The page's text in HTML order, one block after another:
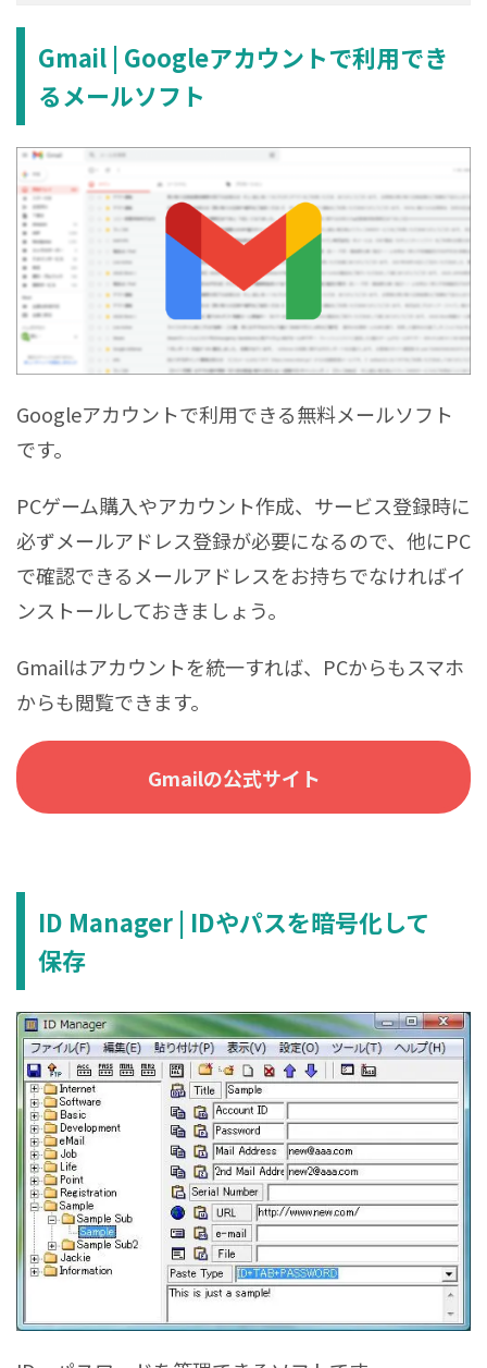
Gmail | Googleアカウントで利用でき
るメールソフト
Googleアカウントで利用できる無料メールソフト
です。
PCゲーム購入やアカウント作成、サービス登録時に
必ずメールアドレス登録が必要になるので、他にPC
で確認できるメールアドレスをお持ちでなければイ
ンストールしておきましょう。
Gmailはアカウントを統一すれば、PCからもスマホ
からも閲覧できます。
Gmailの公式サイト
ID Manager | IDやパスを暗号化して
保存